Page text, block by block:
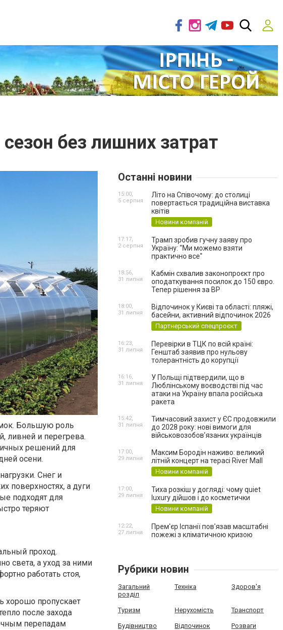
без лишних затрат
Большую роль
ливней и перегрева.
решений для
осени.
Снег и
поверхностях, а дуги
подходят для
теряют
проход.
света, а уход за ними
работать стоя,
хорошо пропускает
после захода
перепадам
Останні новини
Літо на Співочому: до столиці
повертається традиційна виставка
квітів
Новини компаній
15:00,
5 серпня
Трамп зробив гучну заяву про
Україну: "Ми можемо взяти
практично все"
17:17,
2 серпня
Кабмін схвалив законопроєкт про
оподаткування посилок до 150 євро.
Тепер рішення за ВР
18:56,
31 липня
Відпочинок у Києві та області: пляжі,
басейни, активний відпочинок 2026
Партнерський спецпроєкт
18:00,
31 липня
Перевірки в ТЦК по всій країні:
Генштаб заявив про нульову
толерантність до корупції
16:23,
31 липня
У Польщі підтвердили, що в
Люблінському воєводстві під час
атаки на Україну впала російська
ракета
16:16,
31 липня
Тимчасовий захист у ЄС продовжили
до 2028 року: нові вимоги для
військовозобов’язаних українців
15:42,
31 липня
Максим Бородін наживо: великий
літній концерт на терасі River Mall
Новини компаній
17:00,
29 липня
Тиха розкіш у догляді: чому quiet
luxury дійшов і до косметички
Новини компаній
17:00,
29 липня
Прем'єр Іспанії пов'язав масштабні
пожежі з кліматичною кризою
12:22,
27 липня
Рубрики новин
Загальний
розділ
Техніка Здоров'я
Туризм Нерухомість Транспорт
Будівництво Відпочинок Розваги